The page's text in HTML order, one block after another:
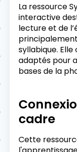
La ressource
interactive
lecture et de
syllabique.
adaptés pour
bases de la
cadre
Cette